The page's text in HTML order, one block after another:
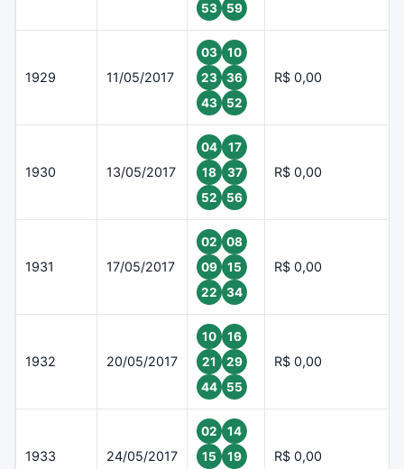
53
59
1929 11/05/2017
03
10
23
36
43
52
R$ 0,00
1930 13/05/2017
04
17
18
37
52
56
R$ 0,00
1931 17/05/2017
02
08
09
15
22
34
R$ 0,00
1932 20/05/2017
10
16
21
29
44
55
R$ 0,00
1933 24/05/2017
02
14
15
19
R$ 0,00